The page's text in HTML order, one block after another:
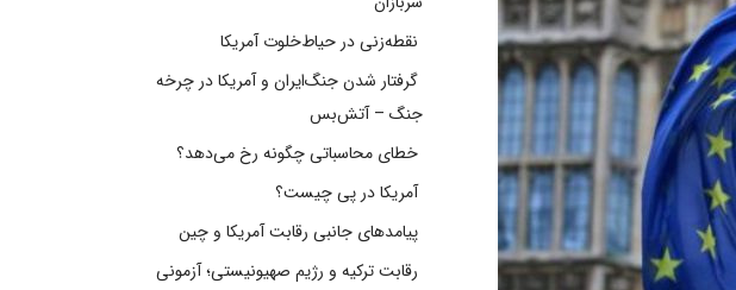
نقطه‌زنی در حیاط‌خلوت آمریکا
گرفتار شدن جنگ‌ایران و آمریکا در چرخه
جنگ – آتش‌بس
خطای محاسباتی چگونه رخ می‌دهد؟
آمریکا در پی چیست؟
پیامدهای جانبی رقابت آمریکا و چین
رقابت ترکیه و رژیم صهیونیستی؛ آزمونی